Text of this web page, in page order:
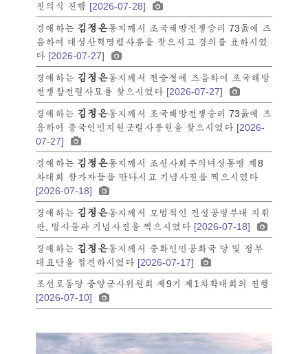
진의식 진행 [2026-07-28]
경애하는 김정은동지께서 조국해방전쟁승리 73돐에 즈
음하여 대성산혁명렬사릉을 찾으시고 경의를 표하시였
다 [2026-07-27]
경애하는 김정은동지께서 전승절에 즈음하여 조국해방
전쟁참전렬사묘를 찾으시였다 [2026-07-27]
경애하는 김정은동지께서 조국해방전쟁승리 73돐에 즈
음하여 중국인민지원군렬사릉원을 찾으시였다 [2026-
07-27]
경애하는 김정은동지께서 조선사회주의녀성동맹 제8
차대회 참가자들을 만나시고 기념사진을 찍으시였다
[2026-07-18]
경애하는 김정은동지께서 모범적인 건설공병부대 지휘
관, 병사들과 기념사진을 찍으시였다 [2026-07-18]
경애하는 김정은동지께서 중화인민공화국 당 및 정부
대표단을 접견하시였다 [2026-07-17]
조선로동당 중앙군사위원회 제9기 제1차확대회의 진행
[2026-07-10]